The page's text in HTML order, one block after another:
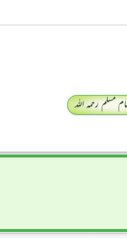
مسلم رحمہ اللہ